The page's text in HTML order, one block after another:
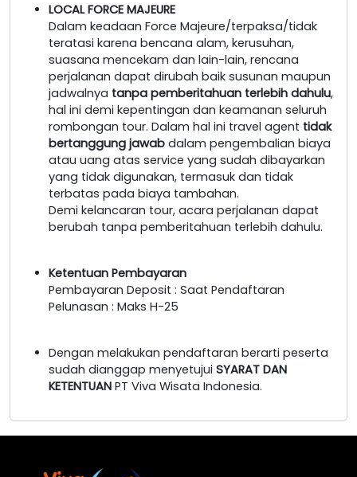
LOCAL FORCE MAJEURE
Dalam keadaan Force Majeure/terpaksa/tidak
teratasi karena bencana alam, kerusuhan,
suasana mencekam dan lain-lain, rencana
perjalanan dapat dirubah baik susunan maupun
jadwalnya tanpa pemberitahuan terlebih dahulu,
hal ini demi kepentingan dan keamanan seluruh
rombongan tour. Dalam hal ini travel agent tidak
bertanggung jawab dalam pengembalian biaya
atau uang atas service yang sudah dibayarkan
yang tidak digunakan, termasuk dan tidak
terbatas pada biaya tambahan.
Demi kelancaran tour, acara perjalanan dapat
berubah tanpa pemberitahuan terlebih dahulu.
Ketentuan Pembayaran
Pembayaran Deposit : Saat Pendaftaran
Pelunasan : Maks H-25
Dengan melakukan pendaftaran berarti peserta
sudah dianggap menyetujui SYARAT DAN
KETENTUAN PT Viva Wisata Indonesia.